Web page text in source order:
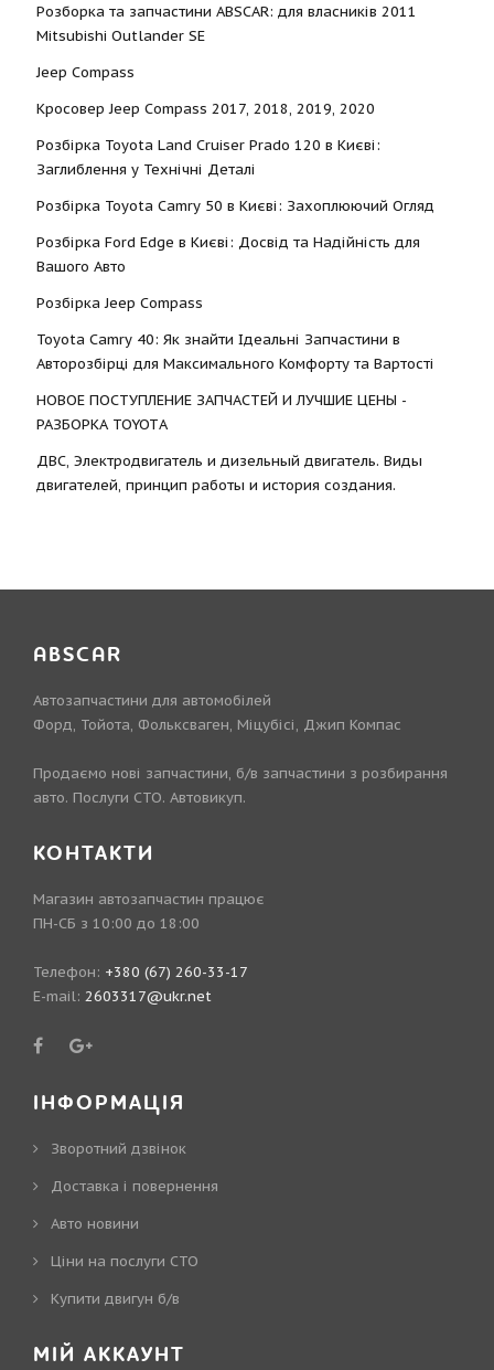
Розборка та запчастини ABSCAR: для власників 2011
Mitsubishi Outlander SE
Jeep Compass
Кросовер Jeep Compass 2017, 2018, 2019, 2020
Розбірка Toyota Land Cruiser Prado 120 в Києві:
Заглиблення у Технічні Деталі
Розбірка Toyota Camry 50 в Києві: Захоплюючий Огляд
Розбірка Ford Edge в Києві: Досвід та Надійність для
Вашого Авто
Розбірка Jeep Compass
Toyota Camry 40: Як знайти Ідеальні Запчастини в
Авторозбірці для Максимального Комфорту та Вартості
НОВОЕ ПОСТУПЛЕНИЕ ЗАПЧАСТЕЙ И ЛУЧШИЕ ЦЕНЫ -
РАЗБОРКА TOYOTА
ДВС, Электродвигатель и дизельный двигатель. Виды
двигателей, принцип работы и история создания.
ABSCAR
Автозапчастини для автомобілей
Форд, Тойота, Фольксваген, Міцубісі, Джип Компас
Продаємо нові запчастини, б/в запчастини з розбирання
авто. Послуги СТО. Автовикуп.
КОНТАКТИ
Магазин автозапчастин працює
ПН-СБ з 10:00 до 18:00
Телефон: +380 (67) 260-33-17
E-mail: 2603317@ukr.net
ІНФОРМАЦІЯ
Зворотний дзвінок
Доставка і повернення
Авто новини
Ціни на послуги СТО
Купити двигун б/в
МІЙ АККАУНТ